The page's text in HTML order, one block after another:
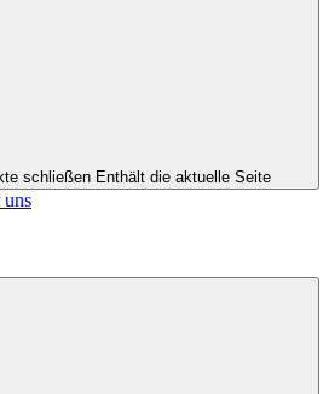
schließen Enthält die aktuelle Seite